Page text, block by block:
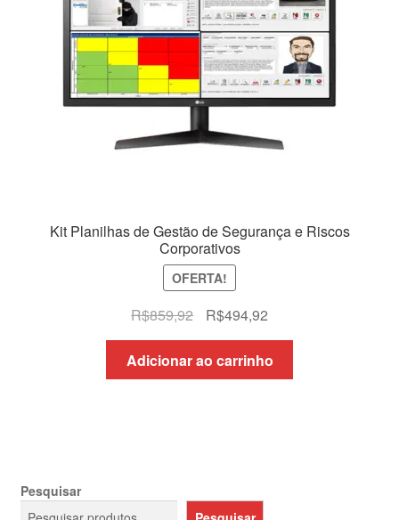
Kit Planilhas de Gestão de Segurança e Riscos
Corporativos
OFERTA!
R$859,92
O
preço
original
era:
R$494,92O
preço
atual
é:
Adicionar ao carrinho
Pesquisar